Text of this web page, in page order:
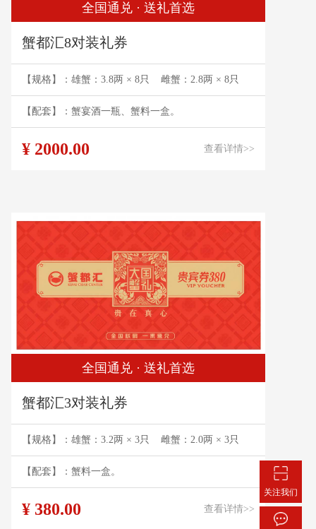
全国通兑 · 送礼首选
蟹都汇8对装礼券
【规格】：雄蟹：3.8两 × 8只 雌蟹：2.8两 × 8只
【配套】：蟹宴酒一瓶、蟹料一盒。
查看详情>>
¥ 2000.00
全国通兑 · 送礼首选
蟹都汇3对装礼券
【规格】：雄蟹：3.2两 × 3只 雌蟹：2.0两 × 3只
【配套】：蟹料一盒。
查看详情>>
¥ 380.00
关注我们